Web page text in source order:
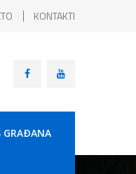
KONTAKTI
GRAÐANA